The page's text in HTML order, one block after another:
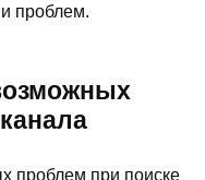
проблем.